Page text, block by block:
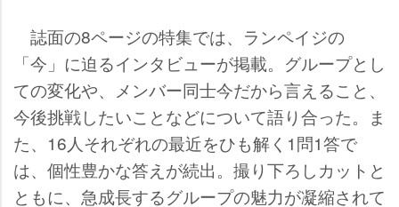
誌面の8ページの特集では、ランペイジの
「今」に迫るインタビューが掲載。グループとし
ての変化や、メンバー同士今だから言えること、
今後挑戦したいことなどについて語り合った。ま
た、16人それぞれの最近をひも解く1問1答で
は、個性豊かな答えが続出。撮り下ろしカットと
ともに、急成長するグループの魅力が凝縮されて